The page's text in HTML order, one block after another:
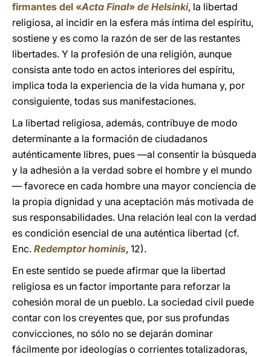
firmantes del «Acta Final» de Helsinki, la libertad
religiosa, al incidir en la esfera más íntima del espíritu,
sostiene y es como la razón de ser de las restantes
libertades. Y la profesión de una religión, aunque
consista ante todo en actos interiores del espíritu,
implica toda la experiencia de la vida humana y, por
consiguiente, todas sus manifestaciones.
La libertad religiosa, además, contribuye de modo
determinante a la formación de ciudadanos
auténticamente libres, pues —al consentir la búsqueda
y la adhesión a la verdad sobre el hombre y el mundo
— favorece en cada hombre una mayor conciencia de
la propia dignidad y una aceptación más motivada de
sus responsabilidades. Una relación leal con la verdad
es condición esencial de una auténtica libertad (cf.
Enc. Redemptor hominis, 12).
En este sentido se puede afirmar que la libertad
religiosa es un factor importante para reforzar la
cohesión moral de un pueblo. La sociedad civil puede
contar con los creyentes que, por sus profundas
convicciones, no sólo no se dejarán dominar
fácilmente por ideologías o corrientes totalizadoras,